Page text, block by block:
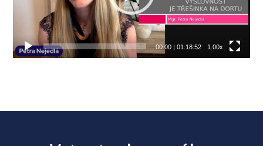
00:00| 01:18:52 1.00x